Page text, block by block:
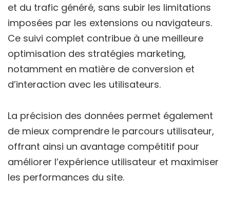
et du trafic généré, sans subir les limitations
imposées par les extensions ou navigateurs.
Ce suivi complet contribue à une meilleure
optimisation des stratégies marketing,
notamment en matière de conversion et
d’interaction avec les utilisateurs.
La précision des données permet également
de mieux comprendre le parcours utilisateur,
offrant ainsi un avantage compétitif pour
améliorer l’expérience utilisateur et maximiser
les performances du site.